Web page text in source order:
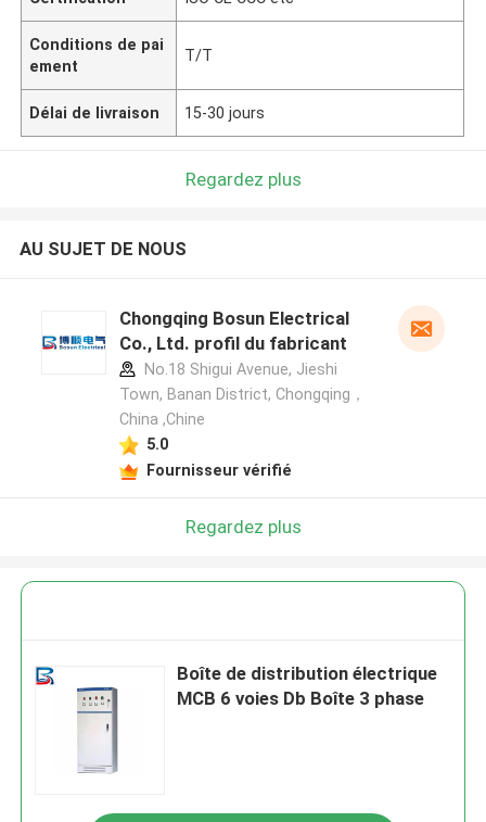
Conditions de pai
ement
T/T
Délai de livraison 15-30 jours
Regardez plus
AU SUJET DE NOUS
Chongqing Bosun Electrical
Co., Ltd. profil du fabricant
No.18 Shigui Avenue, Jieshi
Town, Banan District, Chongqing，
China ,Chine
5.0
Fournisseur vérifié
Regardez plus
Boîte de distribution électrique
MCB 6 voies Db Boîte 3 phase